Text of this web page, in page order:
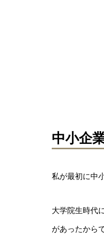
中小企
私が最初に中
大学院生時代
があったから